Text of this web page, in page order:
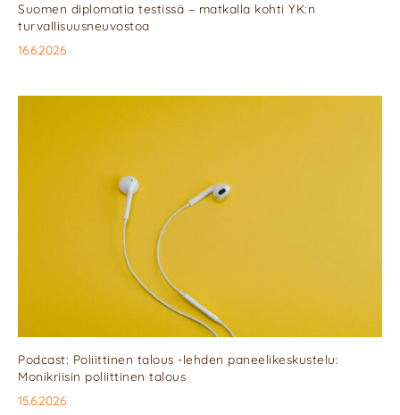
Suomen diplomatia testissä – matkalla kohti YK:n
turvallisuusneuvostoa
16.6.2026
Podcast: Poliittinen talous -lehden paneelikeskustelu:
Monikriisin poliittinen talous
15.6.2026